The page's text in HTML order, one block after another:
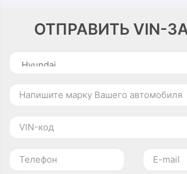
ОТПРАВИТЬ VIN-